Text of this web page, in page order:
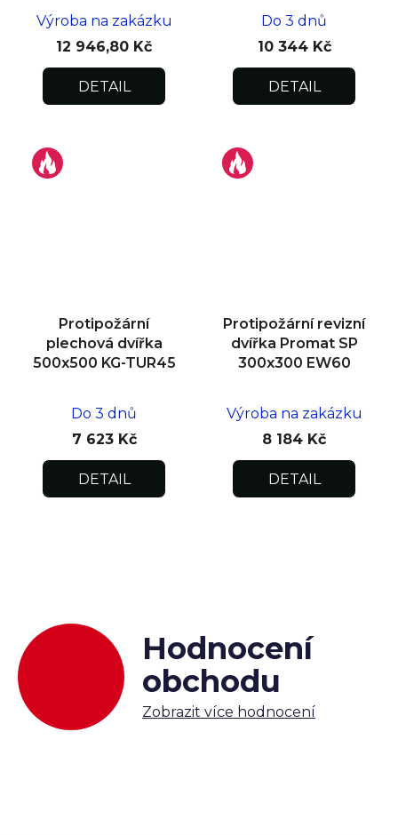
Výroba na zakázku
12 946,80 Kč
DETAIL
Do 3 dnů
10 344 Kč
DETAIL
Protipožární
plechová dvířka
500x500 KG-TUR45
Do 3 dnů
7 623 Kč
DETAIL
Protipožární revizní
dvířka Promat SP
300x300 EW60
Výroba na zakázku
8 184 Kč
DETAIL
Hodnocení
obchodu
Zobrazit více hodnocení